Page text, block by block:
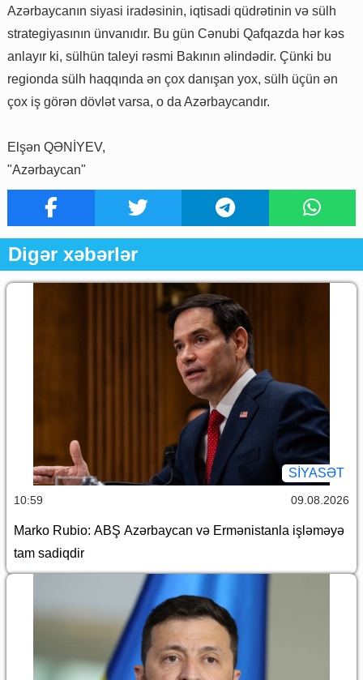
Azərbaycanın siyasi iradəsinin, iqtisadi qüdrətinin və sülh
strategiyasının ünvanıdır. Bu gün Cənubi Qafqazda hər kəs
anlayır ki, sülhün taleyi rəsmi Bakının əlindədir. Çünki bu
regionda sülh haqqında ən çox danışan yox, sülh üçün ən
çox iş görən dövlət varsa, o da Azərbaycandır.
Elşən QƏNİYEV,
"Azərbaycan"
Digər xəbərlər
SİYASƏT
10:59 09.08.2026
Marko Rubio: ABŞ Azərbaycan və Ermənistanla işləməyə
tam sadiqdir